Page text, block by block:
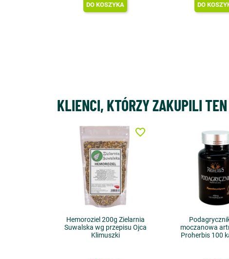
DO KOSZYKA DO
KLIENCI, KTÓRZY ZAKUPILI
Hemoroziel 200g Zielarnia
Suwalska wg przepisu Ojca
Klimuszki
favorite_border
moczanowa
Proherbis 100